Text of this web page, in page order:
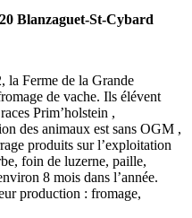
Blanzaguet-St-Cybard
la Ferme de la Grande
de vache. Ils élévent
Prim’holstein ,
des animaux est sans OGM ,
produits sur l’exploitation
foin de luzerne, paille,
8 mois dans l’année.
production : fromage,